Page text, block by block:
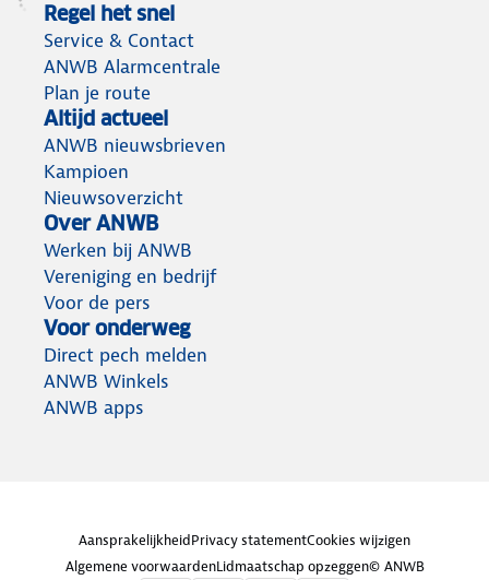
Regel het snel
Service & Contact
ANWB Alarmcentrale
Plan je route
Altijd actueel
ANWB nieuwsbrieven
Kampioen
Nieuwsoverzicht
Over ANWB
Werken bij ANWB
Vereniging en bedrijf
Voor de pers
Voor onderweg
Direct pech melden
ANWB Winkels
ANWB apps
AansprakelijkheidPrivacy statementCookies wijzigen
Algemene voorwaardenLidmaatschap opzeggen© ANWB